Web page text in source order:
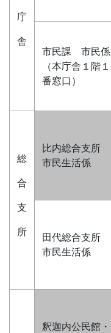
庁
舎
市民課 市民係
（本庁舎１階１
番窓口）
総
合
支
所
比内総合支所
市民生活係
田代総合支所
市民生活係
釈迦内公民館・